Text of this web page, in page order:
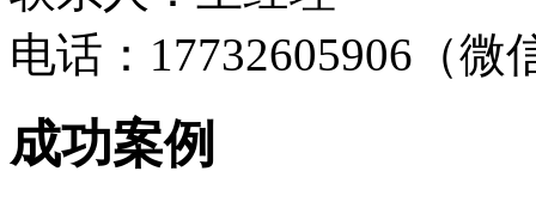
电话：17732605906（微
成功案例